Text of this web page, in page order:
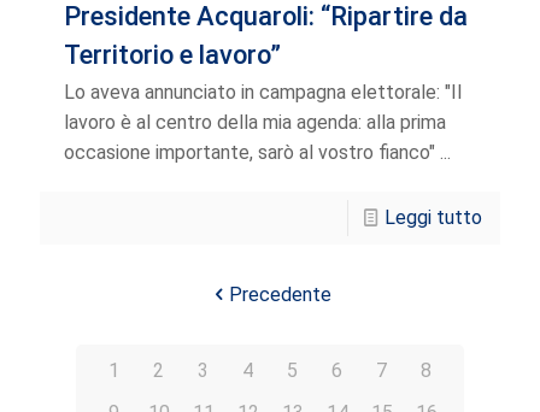
Presidente Acquaroli: “Ripartire da
Territorio e lavoro”
Lo aveva annunciato in campagna elettorale: "Il
lavoro è al centro della mia agenda: alla prima
occasione importante, sarò al vostro fianco" ...
Leggi tutto
Precedente
1 2 3 4 5 6 7
8